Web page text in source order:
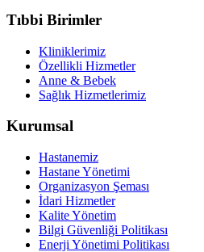
Tıbbi Birimler
Kliniklerimiz
Özellikli Hizmetler
Anne & Bebek
Sağlık Hizmetlerimiz
Kurumsal
Hastanemiz
Hastane Yönetimi
Organizasyon Şeması
İdari Hizmetler
Kalite Yönetim
Bilgi Güvenliği Politikası
Enerji Yönetimi Politikası